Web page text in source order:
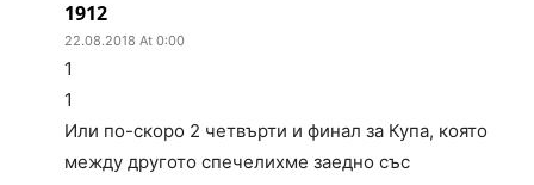
1912
22.08.2018 At 0:00
1
1
Или по-скоро 2 четвърти и финал за Купа, която
между другото спечелихме заедно със